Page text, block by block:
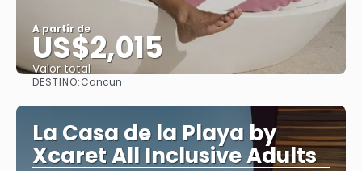
A partir de
US$2,015
Valor total
DESTINO:Cancun
La Casa de la Playa by
Xcaret All Inclusive Adults